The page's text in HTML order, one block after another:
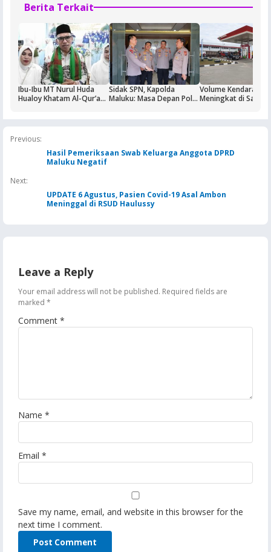
Berita Terkait
Ibu-Ibu MT Nurul Huda
Hualoy Khatam Al-Qur’an,
Sidak SPN, Kapolda
Maluku: Masa Depan Polri
Volume Kendaraan
Meningkat di
Previous:
Hasil Pemeriksaan Swab Keluarga Anggota DPRD
Maluku Negatif
Next:
UPDATE 6 Agustus, Pasien Covid-19 Asal Ambon
Meninggal di RSUD Haulussy
Leave a Reply
Your email address will not be published. Required fields are
marked *
Comment *
Name *
Email *
Save my name, email, and website in this browser for the
next time I comment.